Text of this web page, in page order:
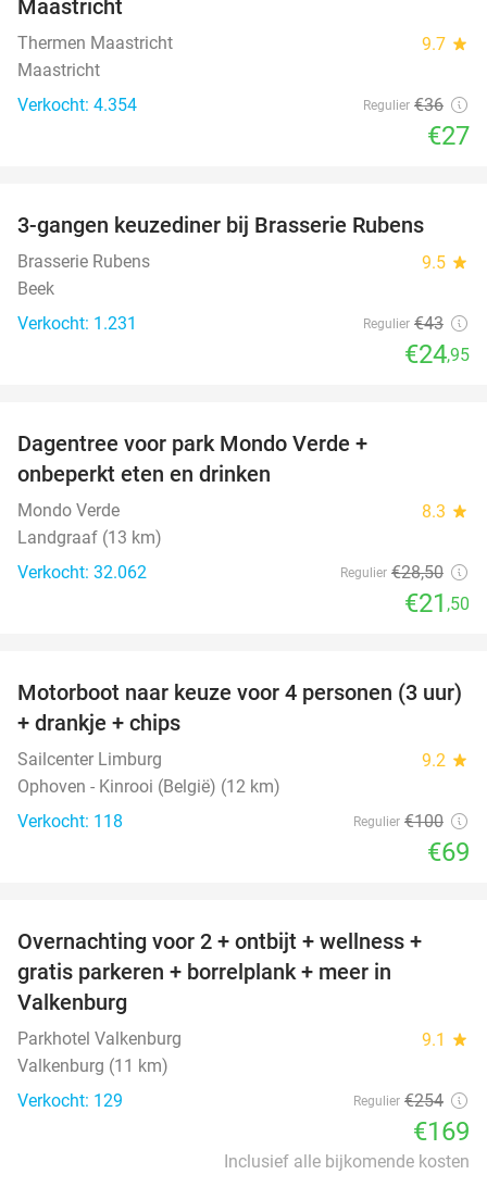
Maastricht
Thermen Maastricht 9.7 star
Maastricht
Verkocht: 4.354
Regulier €36
€27
42%
3-gangen keuzediner bij Brasserie Rubens
Brasserie Rubens 9.5 star
Beek
Verkocht: 1.231
Regulier €43
€24,95
Dagentree voor park Mondo Verde +
onbeperkt eten en drinken
Mondo Verde 8.3 star
Landgraaf (13 km)
Verkocht: 32.062
Regulier €28,50
€21 ,50
31%
Motorboot naar keuze voor 4 personen (3 uur)
+ drankje + chips
Sailcenter Limburg 9.2 star
Ophoven - Kinrooi (België) (12 km)
Verkocht: 118
Regulier €100
€69
33%
Overnachting voor 2 + ontbijt + wellness +
gratis parkeren + borrelplank + meer in
Valkenburg
Parkhotel Valkenburg 9.1 star
Valkenburg (11 km)
Verkocht: 129
Regulier €254
€169
Inclusief alle bijkomende kosten